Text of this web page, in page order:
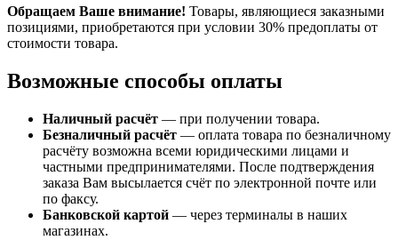
Обращаем Ваше внимание! Товары, являющиеся заказными
позициями, приобретаются при условии 30% предоплаты от
стоимости товара.
Возможные способы оплаты
Наличный расчёт — при получении товара.
Безналичный расчёт — оплата товара по безналичному
расчёту возможна всеми юридическими лицами и
частными предпринимателями. После подтверждения
заказа Вам высылается счёт по электронной почте или
по факсу.
Банковской картой — через терминалы в наших
магазинах.